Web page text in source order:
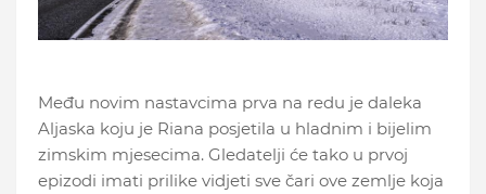
Među novim nastavcima prva na redu je daleka
Aljaska koju je Riana posjetila u hladnim i bijelim
zimskim mjesecima. Gledatelji će tako u prvoj
epizodi imati prilike vidjeti sve čari ove zemlje koja